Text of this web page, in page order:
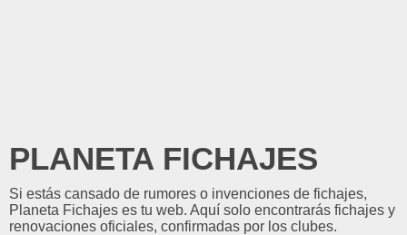
PLANETA FICHAJES
Si estás cansado de rumores o invenciones de fichajes,
Planeta Fichajes es tu web. Aquí solo encontrarás fichajes y
renovaciones oficiales, confirmadas por los clubes.